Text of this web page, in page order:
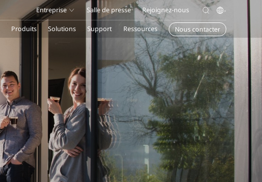
Entreprise Salle de presse Rejoignez-nous
Produits Solutions Support Ressources Nous contacter